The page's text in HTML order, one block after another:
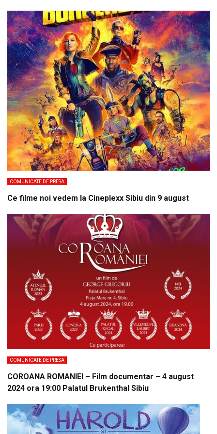
COMUNICATE DE PRESA
Ce filme noi vedem la Cineplexx Sibiu din 9 august
COMUNICATE DE PRESA
COROANA ROMANIEI – Film documentar – 4 august
2024 ora 19:00 Palatul Brukenthal Sibiu